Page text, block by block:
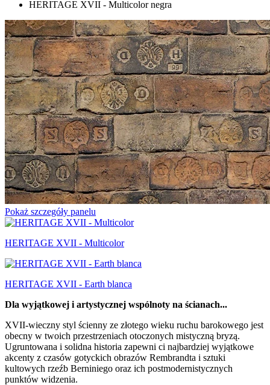
HERITAGE XVII - Multicolor negra
Pokaż szczegóły panelu
HERITAGE XVII - Multicolor
HERITAGE XVII - Earth blanca
Dla wyjątkowej i artystycznej wspólnoty na ścianach...
XVII-wieczny styl ścienny ze złotego wieku ruchu barokowego jest
obecny w twoich przestrzeniach otoczonych mistyczną bryzą.
Ugruntowana i solidna historia zapewni ci najbardziej wyjątkowe
akcenty z czasów gotyckich obrazów Rembrandta i sztuki
kultowych rzeźb Berniniego oraz ich postmodernistycznych
punktów widzenia.